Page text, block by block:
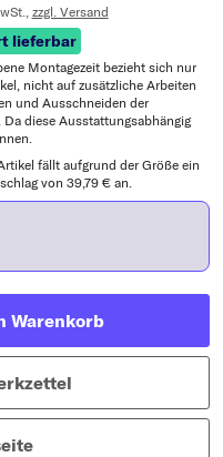
zzgl. Versand
lieferbar
Montagezeit bezieht sich nur
nicht auf zusätzliche Arbeiten
und Ausschneiden der
Da diese Ausstattungsabhängig
fällt aufgrund der Größe ein
von 39,79 € an.
Warenkorb